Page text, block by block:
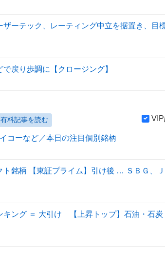
ザーテック、レーティング中立を据置き、目
戻り歩調に【クロージング】
料記事を読む
コーなど／本日の注目個別銘柄
ト銘柄 【東証プライム】引け後 … ＳＢＧ、
キング ＝ 大引け 【上昇トップ】石油・石